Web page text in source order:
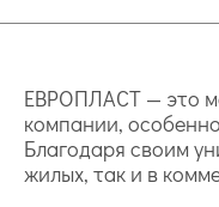
ЕВРОПЛАСТ — это
компании,
Благодаря своим
жилых, так и в